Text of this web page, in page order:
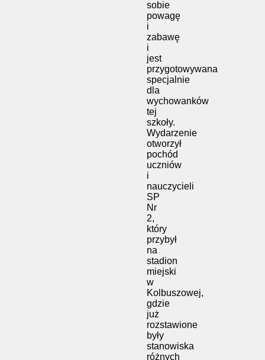
sobie
powagę
i
zabawę
i
jest
przygotowywana
specjalnie
dla
wychowanków
tej
szkoły.
Wydarzenie
otworzył
pochód
uczniów
i
nauczycieli
SP
Nr
2,
który
przybył
na
stadion
miejski
w
Kolbuszowej,
gdzie
już
rozstawione
były
stanowiska
różnych